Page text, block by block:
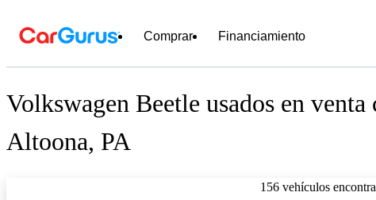
Comprar Financiamiento
Volkswagen Beetle usados en venta
Altoona, PA
156 vehículos